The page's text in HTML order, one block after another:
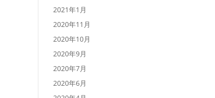
2021年1月
2020年11月
2020年10月
2020年9月
2020年7月
2020年6月